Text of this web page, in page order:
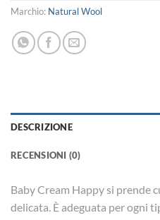
Marchio: Natural Wool
DESCRIZIONE
RECENSIONI (0)
Baby Cream Happy si prende
delicata. È adeguata per ogni